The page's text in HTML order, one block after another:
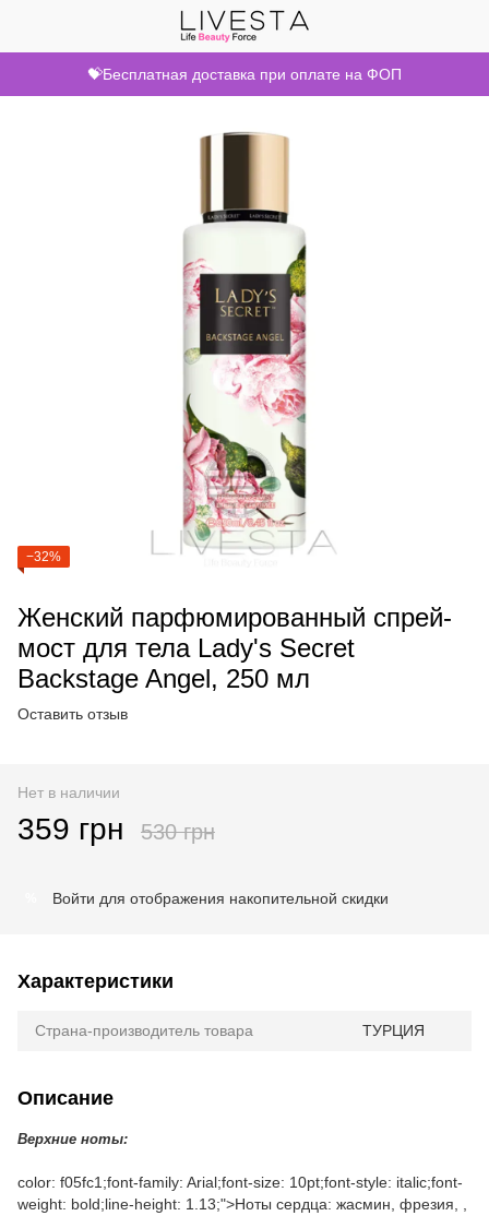
💝Бесплатная доставка при оплате на ФОП
−32%
Женский парфюмированный спрей-
мост для тела Lady's Secret
Backstage Angel, 250 мл
Оставить отзыв
Нет в наличии
359 грн 530 грн
Войти для отображения накопительной скидки
Характеристики
Страна-производитель товара ТУРЦИЯ
Описание
Верхние ноты:
color: f05fc1;font-family: Arial;font-size: 10pt;font-style: italic;font-
weight: bold;line-height: 1.13;">Ноты сердца: жасмин, фрезия, ,